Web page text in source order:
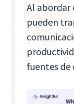
Al abordar
pueden
fuentes de